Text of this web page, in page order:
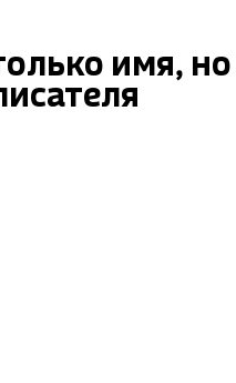
имя, но